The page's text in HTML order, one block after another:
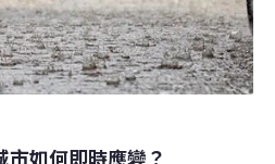
閱讀更多：地底50公尺
如何即時應變？